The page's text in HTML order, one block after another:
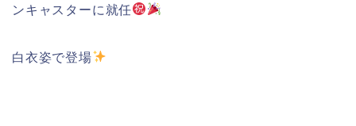
ンキャスターに就任
白衣姿で登場